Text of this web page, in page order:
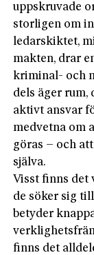
uppskruvade
storligen om
ledarskiktet,
makten, drar
kriminal- och
dels äger rum,
aktivt ansvar
medvetna om
göras – och
själva.
Visst finns det
de söker sig
betyder
finns det